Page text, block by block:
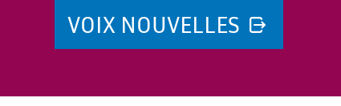
VOIX NOUVELLES